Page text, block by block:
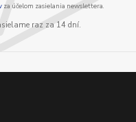
za účelom zasielania newslettera.
raz za 14 dní.